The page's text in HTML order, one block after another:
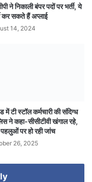
ने निकाली बंपर पदों पर भर्ती, ये
कर सकते हैं अप्लाई
14, 2024
टी स्टॉल कर्मचारी की संदिग्ध
ने कहा-सीसीटीवी खंगाल रहे,
पहलुओं पर हो रही जांच
26, 2025